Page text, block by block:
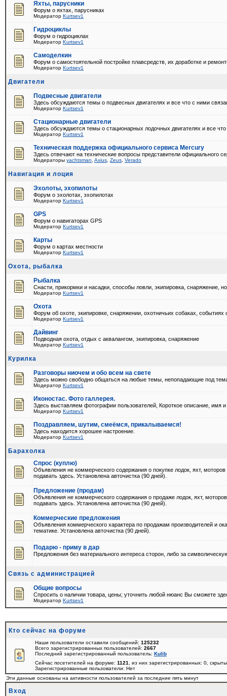
Яхты, парусники
Форум о яхтах, парусниках
Модератор Kurtsev1
Гидроциклы
Форум о гидроциклах
Модератор Kurtsev1
Самоделкин
Форум о самостоятельной постройке плавсредств, их доработке и
Модератор Kurtsev1
Двигатели
Подвесные двигатели
Здесь обсуждаются темы о подвесных двигателях и все что с ними
Модератор Kurtsev1
Стационарные двигатели
Здесь обсуждаются темы о стационарных лодочных двигателях и все
Модератор Kurtsev1
Техническая поддержка официального сервиса Mercury
Здесь отвечают на технические вопросы представители официального
Модераторы yachtsman Axius Zeus Verado
Навигация и лоция
Эхолоты, эхопилоты
Форум о эхолотах, эхопилотах
Модератор Kurtsev1
GPS
Форум о навигаторах GPS
Модератор Kurtsev1
Карты
Форум о картах местности
Модератор Kurtsev1
Охота, рыбалка
Рыбалка
Снасти, прикормки и насадки, способы ловли, экипировка, снаряжение,
Модератор Kurtsev1
Охота
Форум об охоте, экипировке, снаряжении, охотничьих собаках, событиях
Модератор Kurtsev1
Дайвинг
Подводная охота, отдых с аквалангом, экипировка, снаряжение
Модератор Kurtsev1
Курилка
Разговоры ниочем и обо всем на свете
Здесь можно свободно общаться на любые темы, непопадающие под
Модератор Kurtsev1
Иконостас. Фото галлерея.
Здесь выставляем фотографии пользователей, Короткое описание, имя
Модератор Kurtsev1
Поздравляем, шутим, смеёмся, прикалываемся!
Здесь находится хорошее настроение.
Модератор Kurtsev1
Барахолка
Спрос (куплю)
Объявления не коммерческого содержания о покупке лодок, яхт,
подавать здесь. Установлена авточистка (90 дней).
Предложение (продам)
Объявления не коммерческого содержания о продаже лодок, яхт,
подавать здесь. Установлена авточистка (90 дней).
Коммерческие предложения
Объявления коммерческого характера по продажам производителей и
тематике. Установлена авточистка (90 дней).
Подарю - приму в дар
Предложения без материального интереса сторон, либо за
Связь с администрацией
Общие вопросы
Спросить о наличии товара, цены; уточнить любой нюанс Вы сможете
Модератор Kurtsev1
Кто сейчас на форуме
Наши пользователи оставили сообщений: 125232
Всего зарегистрированных пользователей: 2667
Последний зарегистрированный пользователь: Kulib
Сейчас посетителей на форуме: 1121
, из них зарегистрированных: 0,
Зарегистрированные пользователи: Нет
Эти данные основаны на активности пользователей за последние пять минут
Вход